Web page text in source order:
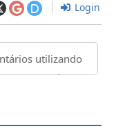
Login